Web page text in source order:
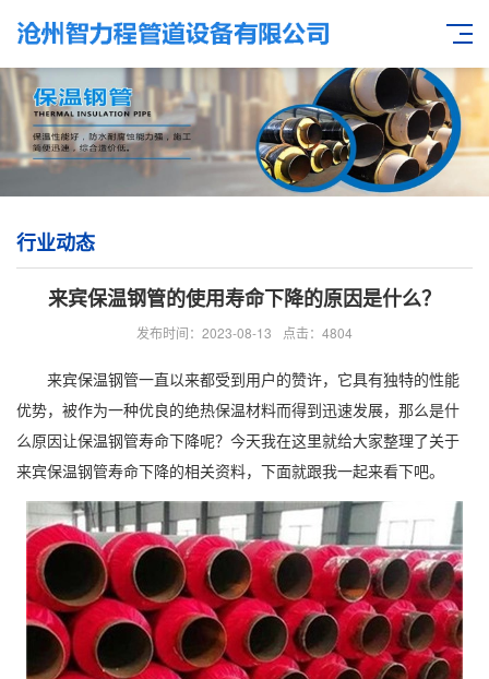
行业动态
来宾保温钢管的使用寿命下降的原因是什么？
发布时间：2023-08-13 点击：4804
来宾保温钢管一直以来都受到用户的赞许，它具有独特的性能
优势，被作为一种优良的绝热保温材料而得到迅速发展，那么是什
么原因让保温钢管寿命下降呢？今天我在这里就给大家整理了关于
来宾保温钢管寿命下降的相关资料，下面就跟我一起来看下吧。